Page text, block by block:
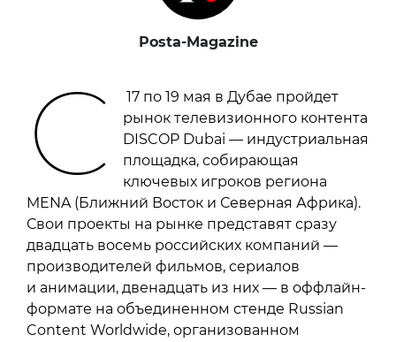
Posta-Magazine
С
17 по 19 мая в Дубае пройдет
рынок телевизионного контента
DISCOP Dubai — индустриальная
площадка, собирающая
ключевых игроков региона
MENA (Ближний Восток и Северная Африка).
Свои проекты на рынке представят сразу
двадцать восемь российских компаний —
производителей фильмов, сериалов
и анимации, двенадцать из них — в оффлайн-
формате на объединенном стенде Russian
Content Worldwide, организованном